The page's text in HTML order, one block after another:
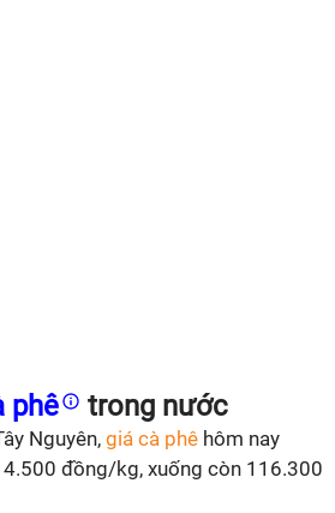
phê trong nước
Nguyên, giá cà phê hôm nay
đồng/kg, xuống còn 116.300